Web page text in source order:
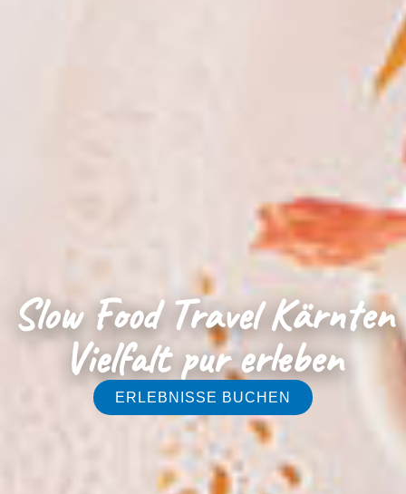
Slow Food Travel Kärnten
Vielfalt pur erleben
ERLEBNISSE BUCHEN